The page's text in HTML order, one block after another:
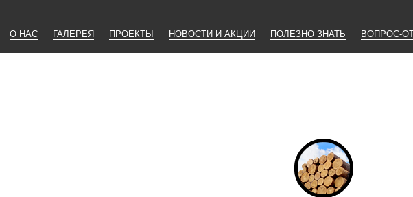
О НАС ГАЛЕРЕЯ ПРОЕКТЫ НОВОСТИ И АКЦИИ ПОЛЕЗНО ЗНАТЬ ВОПРОС-